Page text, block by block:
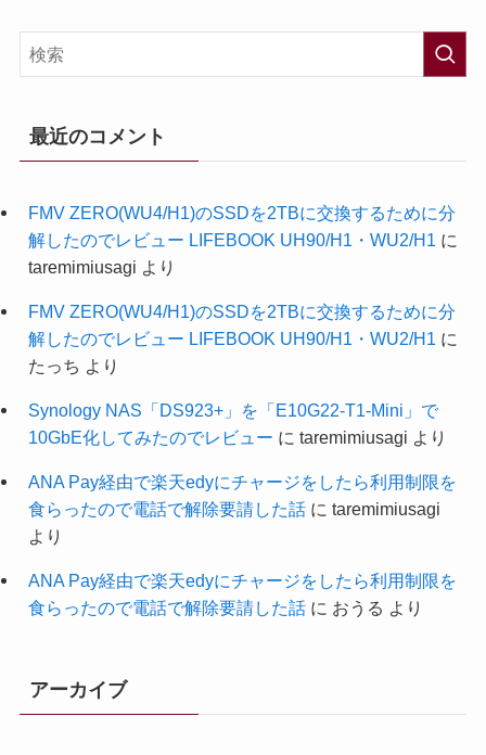
最近のコメント
FMV ZERO(WU4/H1)のSSDを2TBに交換するために分
解したのでレビュー LIFEBOOK UH90/H1・WU2/H1 に
taremimiusagi より
FMV ZERO(WU4/H1)のSSDを2TBに交換するために分
解したのでレビュー LIFEBOOK UH90/H1・WU2/H1 に
たっち より
Synology NAS「DS923+」を「E10G22-T1-Mini」で
10GbE化してみたのでレビュー に taremimiusagi より
ANA Pay経由で楽天edyにチャージをしたら利用制限を
食らったので電話で解除要請した話に taremimiusagi
より
ANA Pay経由で楽天edyにチャージをしたら利用制限を
食らったので電話で解除要請した話に おうる より
アーカイブ